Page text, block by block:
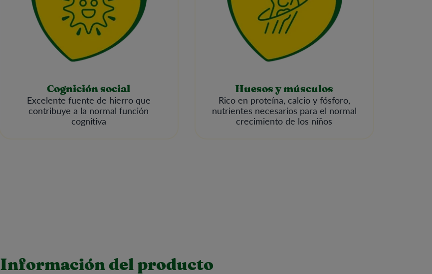
Cognición social
Excelente fuente de hierro que
contribuye a la normal función
cognitiva
Huesos y músculos
Rico en proteína, calcio y fósforo,
nutrientes necesarios para el normal
crecimiento de los niños
Información del producto